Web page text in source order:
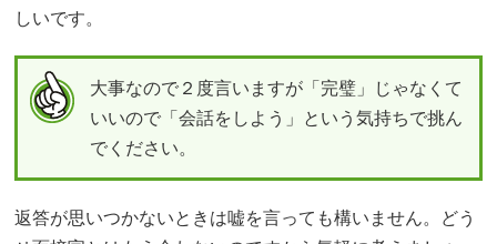
しいです。
大事なので２度言いますが「完璧」じゃなくて
いいので「会話をしよう」という気持ちで挑ん
でください。
返答が思いつかないときは嘘を言っても構いません。どう